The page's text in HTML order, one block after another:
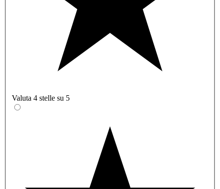
Valuta 4 stelle su 5